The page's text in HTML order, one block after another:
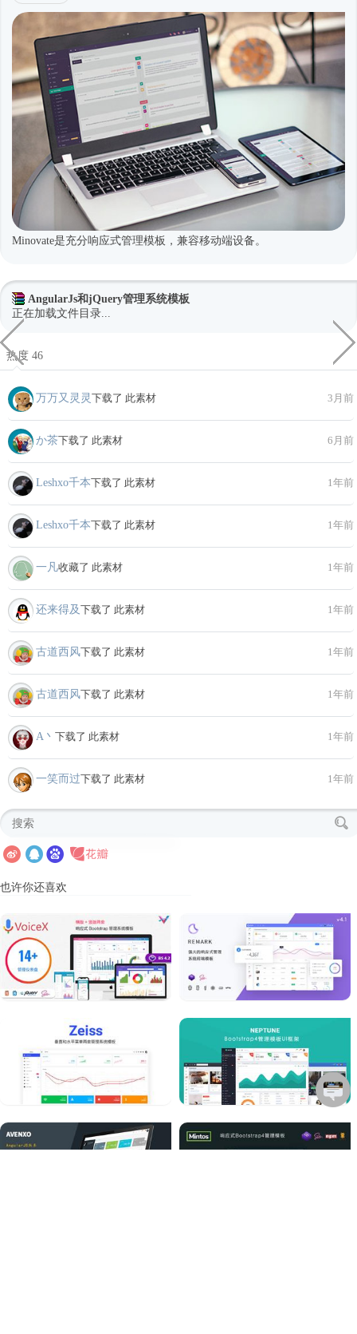
Minovate是充分响应式管理模板，兼容移动端设备。
AngularJs和jQuery管理系统模板
正在加载文件目录...
热度 46
万万又灵灵 下载了 此素材 3月前
か茶下载了 此素材 6月前
Leshxo千本下载了 此素材 1年前
Leshxo千本下载了 此素材 1年前
一凡收藏了 此素材 1年前
还来得及下载了 此素材 1年前
古道西风下载了 此素材 1年前
古道西风下载了 此素材 1年前
A丶 下载了 此素材 1年前
一笑而过下载了 此素材 1年前
也许你还喜欢